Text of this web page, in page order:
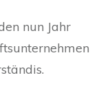
nun Jahr